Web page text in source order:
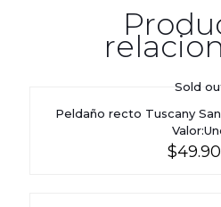
Sold
Peldaño recto Tuscany
$